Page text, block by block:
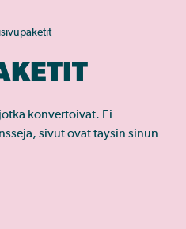
konvertoivat. Ei
sivut ovat täysin sinun